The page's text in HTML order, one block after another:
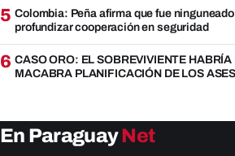
5 Colombia: Peña afirma que fue
profundizar cooperación en seguridad
6 CASO ORO: EL SOBREVIVIENTE
MACABRA PLANIFICACIÓN DE LOS
En ParaguayNet